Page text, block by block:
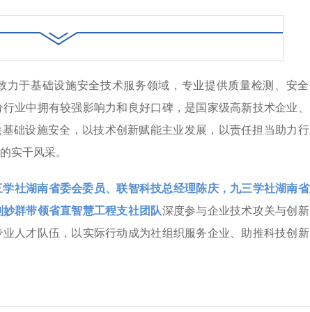
力于基础设施安全技术服务领域，专业提供质量检测、安全
业中拥有较强影响力和良好口碑，是国家级高新技术企业、
础设施安全，以技术创新赋能主业发展，以责任担当助力
实干风采。
学社湖南省委会委员、联智科技总经理陈庆，九三学社湖南
群带领省直智慧工程支社团队深度参与企业技术攻关与创
人才队伍，以实际行动成为社组织服务企业、助推科技创